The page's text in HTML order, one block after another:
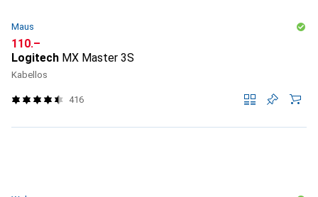
Maus
CHF
110.–
Logitech MX Master 3S
Kabellos
416